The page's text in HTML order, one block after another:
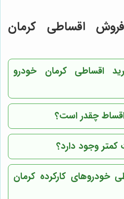
اقساطی کرمان
اقساطی کرمان خودرو
چقدر است؟
وجود دارد؟
خودروهای کارکرده کرمان